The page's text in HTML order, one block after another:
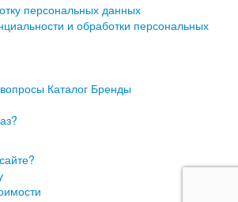
персональных данных
и обработки персональных
Каталог Бренды